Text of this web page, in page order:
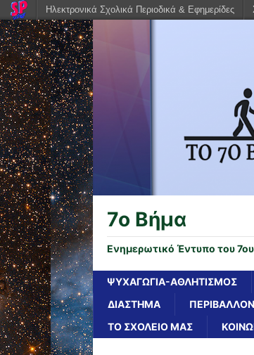
7o Βήμα
Ενημερωτικό Έντυπο του 7ου
ΨΥΧΑΓΩΓΙΑ-ΑΘΛΗΤΙΣΜΟΣ
ΔΙΑΣΤΗΜΑ
ΤΟ ΣΧΟΛΕΙΟ ΜΑΣ
Ηλεκτρονικά Σχολικά Περιοδικά & Εφημερίδες